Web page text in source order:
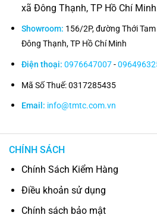
xã Đông Thạnh, TP Hồ Chí
Showroom: 156/2P, đường Thới
Đông Thạnh, TP Hồ Chí Minh
Điện thoại: 0976647007-
Mã Số Thuế: 0317285435
Email: info@tmtc.com.vn
CHÍNH SÁCH
Chính Sách Kiểm Hàng
Điều khoản sử dụng
Chính sách bảo mật